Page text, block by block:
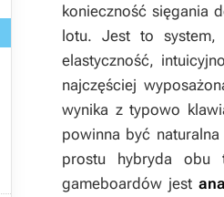
konieczność sięgania
lotu. Jest to system,
elastyczność,
najczęściej
wynika z typowo
powinna być
prostu hybryda obu
gameboardów jest